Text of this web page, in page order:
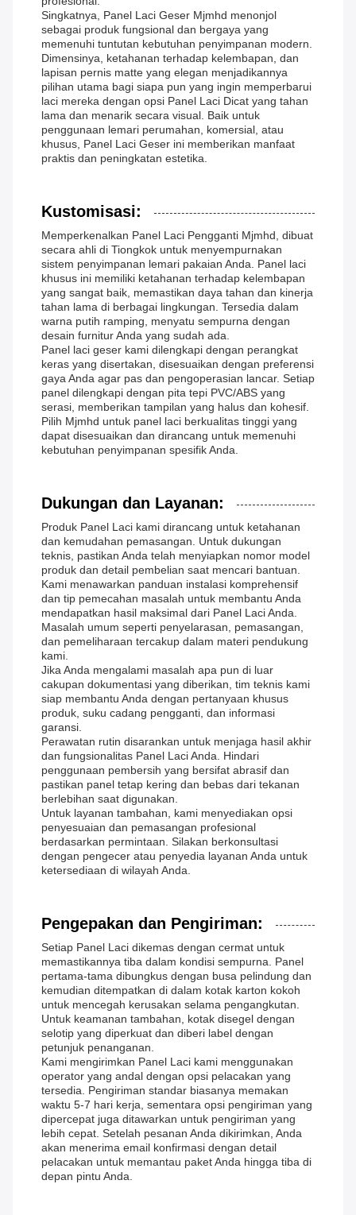
Singkatnya, Panel Laci Geser Mjmhd menonjol
sebagai produk fungsional dan bergaya yang
memenuhi tuntutan kebutuhan penyimpanan modern.
Dimensinya, ketahanan terhadap kelembapan, dan
lapisan pernis matte yang elegan menjadikannya
pilihan utama bagi siapa pun yang ingin memperbarui
laci mereka dengan opsi Panel Laci Dicat yang tahan
lama dan menarik secara visual. Baik untuk
penggunaan lemari perumahan, komersial, atau
khusus, Panel Laci Geser ini memberikan manfaat
praktis dan peningkatan estetika.
Kustomisasi:
Memperkenalkan Panel Laci Pengganti Mjmhd, dibuat
secara ahli di Tiongkok untuk menyempurnakan
sistem penyimpanan lemari pakaian Anda. Panel laci
khusus ini memiliki ketahanan terhadap kelembapan
yang sangat baik, memastikan daya tahan dan kinerja
tahan lama di berbagai lingkungan. Tersedia dalam
warna putih ramping, menyatu sempurna dengan
desain furnitur Anda yang sudah ada.
Panel laci geser kami dilengkapi dengan perangkat
keras yang disertakan, disesuaikan dengan preferensi
gaya Anda agar pas dan pengoperasian lancar. Setiap
panel dilengkapi dengan pita tepi PVC/ABS yang
serasi, memberikan tampilan yang halus dan kohesif.
Pilih Mjmhd untuk panel laci berkualitas tinggi yang
dapat disesuaikan dan dirancang untuk memenuhi
kebutuhan penyimpanan spesifik Anda.
Dukungan dan Layanan:
Produk Panel Laci kami dirancang untuk ketahanan
dan kemudahan pemasangan. Untuk dukungan
teknis, pastikan Anda telah menyiapkan nomor model
produk dan detail pembelian saat mencari bantuan.
Kami menawarkan panduan instalasi komprehensif
dan tip pemecahan masalah untuk membantu Anda
mendapatkan hasil maksimal dari Panel Laci Anda.
Masalah umum seperti penyelarasan, pemasangan,
dan pemeliharaan tercakup dalam materi pendukung
kami.
Jika Anda mengalami masalah apa pun di luar
cakupan dokumentasi yang diberikan, tim teknis kami
siap membantu Anda dengan pertanyaan khusus
produk, suku cadang pengganti, dan informasi
garansi.
Perawatan rutin disarankan untuk menjaga hasil akhir
dan fungsionalitas Panel Laci Anda. Hindari
penggunaan pembersih yang bersifat abrasif dan
pastikan panel tetap kering dan bebas dari tekanan
berlebihan saat digunakan.
Untuk layanan tambahan, kami menyediakan opsi
penyesuaian dan pemasangan profesional
berdasarkan permintaan. Silakan berkonsultasi
dengan pengecer atau penyedia layanan Anda untuk
ketersediaan di wilayah Anda.
Pengepakan dan Pengiriman:
Setiap Panel Laci dikemas dengan cermat untuk
memastikannya tiba dalam kondisi sempurna. Panel
pertama-tama dibungkus dengan busa pelindung dan
kemudian ditempatkan di dalam kotak karton kokoh
untuk mencegah kerusakan selama pengangkutan.
Untuk keamanan tambahan, kotak disegel dengan
selotip yang diperkuat dan diberi label dengan
petunjuk penanganan.
Kami mengirimkan Panel Laci kami menggunakan
operator yang andal dengan opsi pelacakan yang
tersedia. Pengiriman standar biasanya memakan
waktu 5-7 hari kerja, sementara opsi pengiriman yang
dipercepat juga ditawarkan untuk pengiriman yang
lebih cepat. Setelah pesanan Anda dikirimkan, Anda
akan menerima email konfirmasi dengan detail
pelacakan untuk memantau paket Anda hingga tiba di
depan pintu Anda.